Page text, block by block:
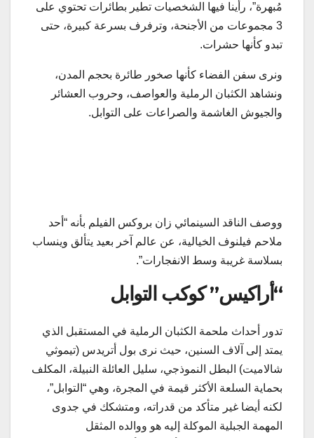
مُبهرة”، رأينا فيها الشخصيات تطير بطائرات تحتوي على
3 مجموعات من الأجنحة، وترفرف بسرعة كبيرة، حتى
تبدو كأنها حشرات.
ونرى سفن الفضاء كأنها صخور طائرة بحجم المدن،
ونشاهد الكثبان الرملية والعواصف، وحروب العشائر
والجيوش الغاشمة والصراعات على التوابل.
ووصف الناقد السينمائي زان بروكس الفيلم بأنه “أحد
ملاحم فيلنوف الخيالية، عن عالم آخر بعيد يتألق وينساب
بسلاسة غريبة وسط الانفجارات”.
“أراكيس” كوكب التوابل
تدور أحداث ملحمة الكثبان الرملية في المستقبل الذي
يمتد إلى آلاف السنين، حيث نرى بول أتريدس (تيموثي
شالاميت) البطل النموذجي، سليل العائلة النبيلة، المكلف
بحماية السلعة الأكثر قيمة في المجرة، وهي “التوابل”،
لكنه أيضا غير متأكد من قدراته، ومتشكك في جدوى
المهمة الجبلية الموكلة إليه هو ووالده المثقل